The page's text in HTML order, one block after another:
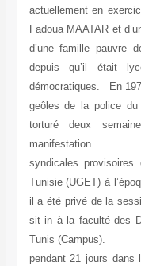
actuellement en
Fadoua MAATAR et
d’une famille pauvre
depuis qu’il était
démocratiques. En
geôles de la police
torturé deux
manifestation. En
syndicales
Tunisie (UGET) à
il a été privé de la
sit in à la faculté des
Tunis (Campus).
pendant 21 jours dans